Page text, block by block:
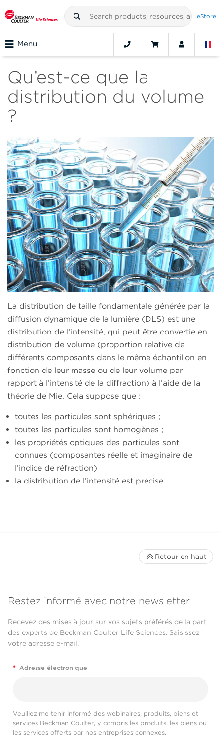
eStore
Menu
Qu’est-ce que la
distribution du volume
?
La distribution de taille fondamentale générée par la
diffusion dynamique de la lumière (DLS) est une
distribution de l’intensité, qui peut être convertie en
distribution de volume (proportion relative de
différents composants dans le même échantillon en
fonction de leur masse ou de leur volume par
rapport à l’intensité de la diffraction) à l’aide de la
théorie de Mie. Cela suppose que :
toutes les particules sont sphériques ;
toutes les particules sont homogènes ;
les propriétés optiques des particules sont
connues (composantes réelle et imaginaire de
l’indice de réfraction)
la distribution de l’intensité est précise.
Restez informé avec notre newsletter
Recevez des mises à jour sur vos sujets préférés de la part
des experts de Beckman Coulter Life Sciences. Saisissez
votre adresse e-mail.
* Adresse électronique
Veuillez me tenir informé des webinaires, produits, biens et
services Beckman Coulter, y compris les produits, les biens ou
les services offerts par nos entreprises connexes.
Retour en haut